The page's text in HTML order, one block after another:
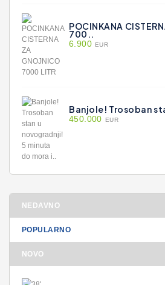
POCINKANA
700..
6.900 EUR
Banjole! Trosoban
450.000 EUR
NEDAVNO
POPULARNO
NOVO